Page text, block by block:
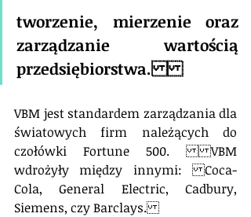
tworzenie, mierzenie oraz
zarządzanie wartością
przedsiębiorstwa.
VBM jest standardem zarządzania dla
światowych firm należących do
czołówki Fortune 500. VBM
wdrożyły między innymi: Coca-
Cola, General Electric, Cadbury,
Siemens, czy Barclays.